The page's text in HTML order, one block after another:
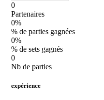
0
Partenaires
0%
% de parties gagnées
0%
% de sets gagnés
0
Nb de parties
expérience